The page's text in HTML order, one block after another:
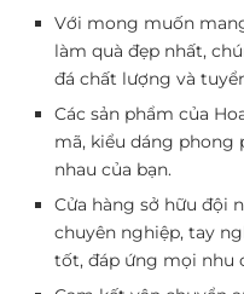
Với mong muốn
làm quà đẹp nhất,
đá chất lượng và
Các sản phẩm của
mã, kiểu dáng phong
nhau của bạn.
Cửa hàng sở hữu đội
chuyên nghiệp, tay
tốt, đáp ứng mọi